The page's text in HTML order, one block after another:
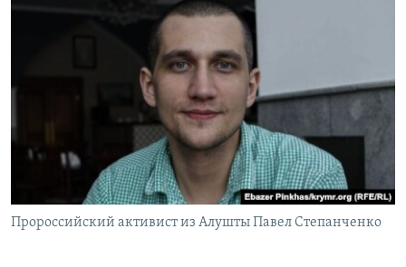
Пророссийский активист из Алушты Павел Степанченко